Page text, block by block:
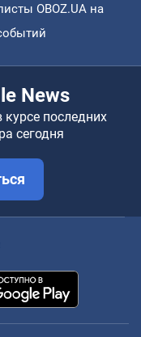
OBOZ.UA на
News
последних
сегодня